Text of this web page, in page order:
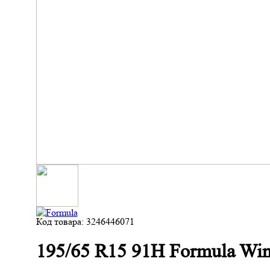
Код товара: 3246446071
195/65 R15 91H Formula